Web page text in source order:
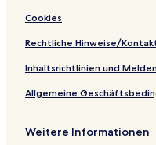
Cookies
Rechtliche Hinweise/
Inhaltsrichtlinien und
Allgemeine
Weitere Informationen